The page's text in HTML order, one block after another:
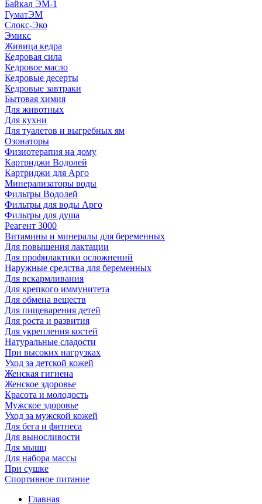
Байкал ЭМ-1
ГуматЭМ
Слокс-Эко
Эмикс
Живица кедра
Кедровая сила
Кедровое масло
Кедровые десерты
Кедровые завтраки
Бытовая химия
Для животных
Для кухни
Для туалетов и выгребных ям
Озонаторы
Физиотерапия на дому
Картриджи Водолей
Картриджи для Арго
Минерализаторы воды
Фильтры Водолей
Фильтры для воды Арго
Фильтры для душа
Реагент 3000
Витамины и минералы для беременных
Для повышения лактации
Для профилактики осложнений
Наружные средства для беременных
Для вскармливания
Для крепкого иммунитета
Для обмена веществ
Для пищеварения детей
Для роста и развития
Для укрепления костей
Натуральные сладости
При высоких нагрузках
Уход за детской кожей
Женская гигиена
Женское здоровье
Красота и молодость
Мужское здоровье
Уход за мужской кожей
Для бега и фитнеса
Для выносливости
Для мышц
Для набора массы
При сушке
Спортивное питание
Главная